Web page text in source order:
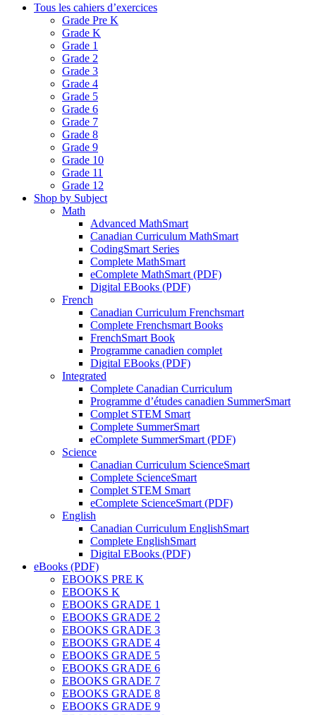
Tous les cahiers d’exercices
Grade Pre K
Grade K
Grade 1
Grade 2
Grade 3
Grade 4
Grade 5
Grade 6
Grade 7
Grade 8
Grade 9
Grade 10
Grade 11
Grade 12
Shop by Subject
Math
Advanced MathSmart
Canadian Curriculum MathSmart
CodingSmart Series
Complete MathSmart
eComplete MathSmart (PDF)
Digital EBooks (PDF)
French
Canadian Curriculum Frenchsmart
Complete Frenchsmart Books
FrenchSmart Book
Programme canadien complet
Digital EBooks (PDF)
Integrated
Complete Canadian Curriculum
Programme d’études canadien SummerSmart
Complet STEM Smart
Complete SummerSmart
eComplete SummerSmart (PDF)
Science
Canadian Curriculum ScienceSmart
Complete ScienceSmart
Complet STEM Smart
eComplete ScienceSmart (PDF)
English
Canadian Curriculum EnglishSmart
Complete EnglishSmart
Digital EBooks (PDF)
eBooks (PDF)
EBOOKS PRE K
EBOOKS K
EBOOKS GRADE 1
EBOOKS GRADE 2
EBOOKS GRADE 3
EBOOKS GRADE 4
EBOOKS GRADE 5
EBOOKS GRADE 6
EBOOKS GRADE 7
EBOOKS GRADE 8
EBOOKS GRADE 9